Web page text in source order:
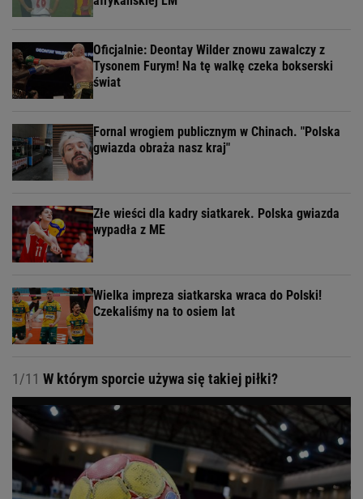
Oficjalnie: Deontay Wilder znowu zawalczy z
Tysonem Furym! Na tę walkę czeka bokserski
świat
Fornal wrogiem publicznym w Chinach. "Polska
gwiazda obraża nasz kraj"
Złe wieści dla kadry siatkarek. Polska gwiazda
wypadła z ME
Wielka impreza siatkarska wraca do Polski!
Czekaliśmy na to osiem lat
1/11 W którym sporcie używa się takiej piłki?